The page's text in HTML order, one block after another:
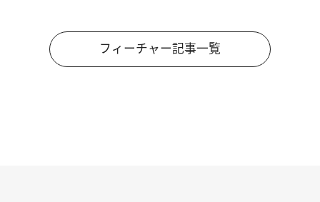
フィーチャー記事一覧